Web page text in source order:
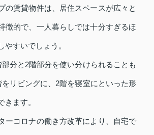
の賃貸物件は、居住スペースが広々と
徴的で、一人暮らしでは十分すぎるほ
やすいでしょう。
分と2階部分を使い分けられることも
をリビングに、2階を寝室にといった形
きます。
ーコロナの働き方改革により、自宅で